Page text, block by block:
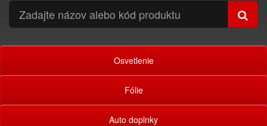
Osvetlenie
Fólie
Auto doplnky